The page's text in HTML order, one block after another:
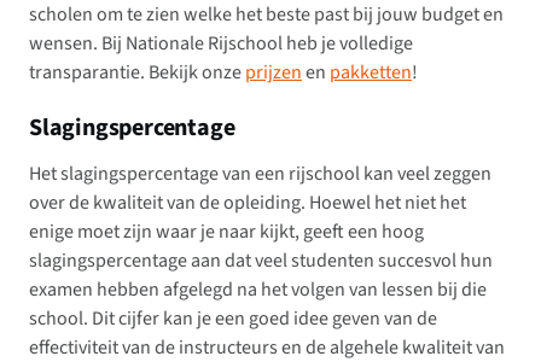
scholen om te zien welke het beste past bij jouw budget en
wensen. Bij Nationale Rijschool heb je volledige
transparantie. Bekijk onzeprijzenen pakketten!
Slagingspercentage
Het slagingspercentage van een rijschool kan veel zeggen
over de kwaliteit van de opleiding. Hoewel het niet het
enige moet zijn waar je naar kijkt, geeft een hoog
slagingspercentage aan dat veel studenten succesvol hun
examen hebben afgelegd na het volgen van lessen bij die
school. Dit cijfer kan je een goed idee geven van de
effectiviteit van de instructeurs en de algehele kwaliteit van